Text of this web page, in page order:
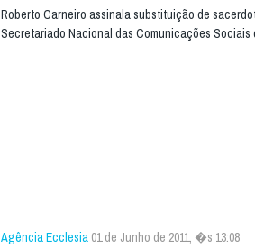
Roberto Carneiro assinala substituição de
Secretariado Nacional das Comunicações Sociais
Agência Ecclesia 01 de Junho de 2011, �s 13:08